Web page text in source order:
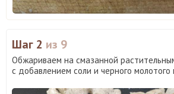
Шаг 2 из 9
Обжариваем на смазанной
с добавлением соли и черного молотого